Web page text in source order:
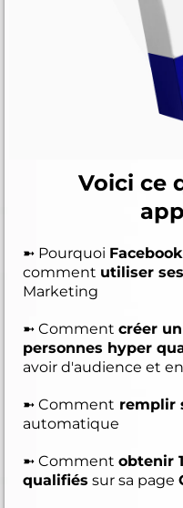
Voici ce
➼ Pourquoi
comment utiliser
Marketing
➼ Comment créer
personnes hyper
avoir d'audience et
➼ Comment remplir
automatique
➼ Comment obtenir
qualifiés sur sa page